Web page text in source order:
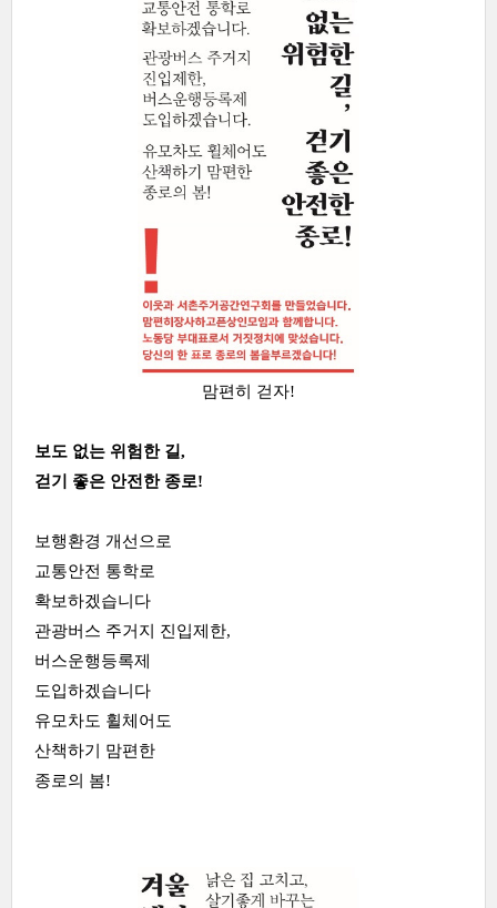
맘편히 걷자!
보도 없는 위험한 길,
걷기 좋은 안전한 종로!
보행환경 개선으로
교통안전 통학로
확보하겠습니다
관광버스 주거지 진입제한,
버스운행등록제
도입하겠습니다
유모차도 휠체어도
산책하기 맘편한
종로의 봄!